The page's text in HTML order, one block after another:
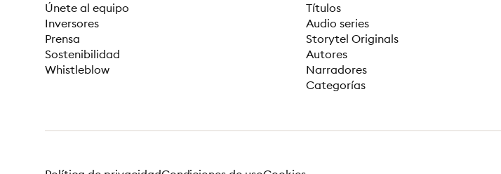
Únete al equipo
Inversores
Prensa
Sostenibilidad
Whistleblow
Títulos
Audio series
Storytel Originals
Autores
Narradores
Categorías